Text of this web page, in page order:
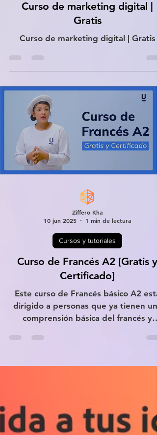
Curso de marketing digital |
Gratis
Curso de marketing digital | Gratis
Ziffero Kha
10 jun 2025
1 min de lectura
Cursos y tutoriales
Curso de Francés A2 [Gratis y
Certificado]
Este curso de Francés básico A2 está
dirigido a personas que ya tienen una
comprensión básica del francés y
comunicación para obtener un Nivel
de Referencia para las Lenguas
podrás prepararte para aprobar el
examen oficial DELF.